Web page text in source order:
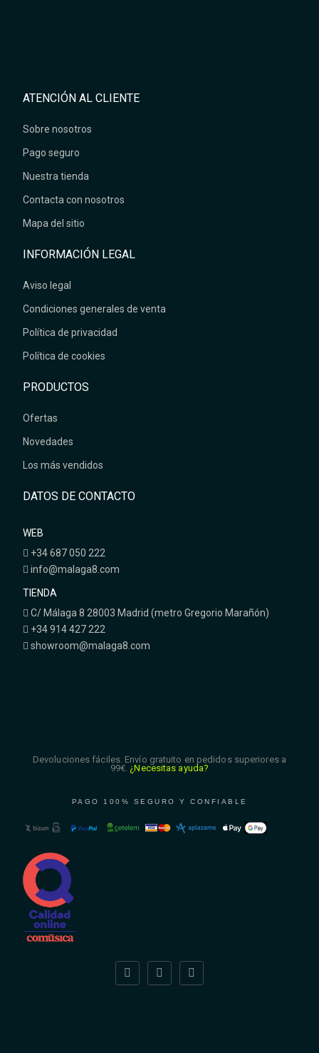
ATENCIÓN AL CLIENTE
Sobre nosotros
Pago seguro
Nuestra tienda
Contacta con nosotros
Mapa del sitio
INFORMACIÓN LEGAL
Aviso legal
Condiciones generales de venta
Política de privacidad
Política de cookies
PRODUCTOS
Ofertas
Novedades
Los más vendidos
DATOS DE CONTACTO
WEB
+34 687 050 222
info@malaga8.com
TIENDA
C/ Málaga 8 28003 Madrid (metro Gregorio Marañón)
+34 914 427 222
showroom@malaga8.com
Devoluciones fáciles. Envío gratuito en pedidos superiores a
99€. ¿Necesitas ayuda?
PAGO 100% SEGURO Y CONFIABLE